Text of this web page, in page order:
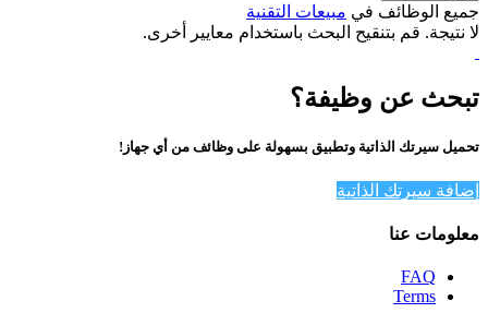
جميع الوظائف في مبيعات التقنية
لا نتيجة. قم بتنقيح البحث باستخدام معايير أخرى.
تبحث عن وظيفة؟
تحميل سيرتك الذاتية وتطبيق بسهولة على وظائف من أي جهاز!
إضافة سيرتك الذاتية
معلومات عنا
FAQ
Terms